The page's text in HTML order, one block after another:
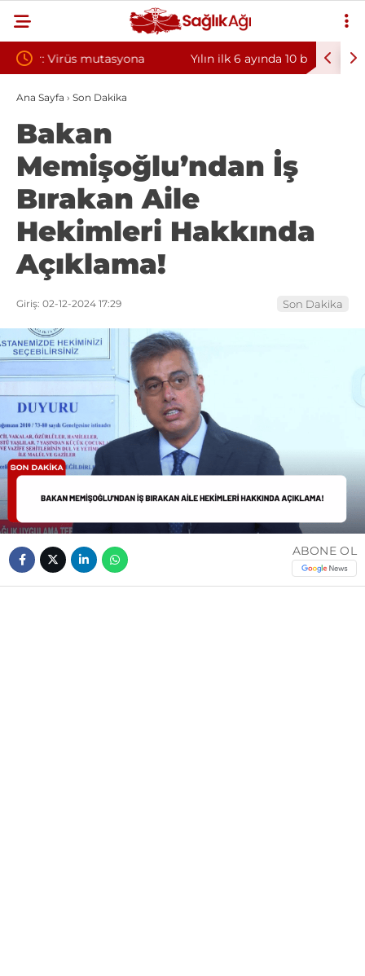
Yılın ilk 6 ayında 10 bini aşkın hasta hiperbarik
oksijen tedavisinden yararlandı
Diş eti
Ana Sayfa › Son Dakika
Bakan
Memişoğlu’ndan İş
Bırakan Aile
Hekimleri Hakkında
Açıklama!
Giriş: 02-12-2024 17:29 Son Dakika
ABONE OL